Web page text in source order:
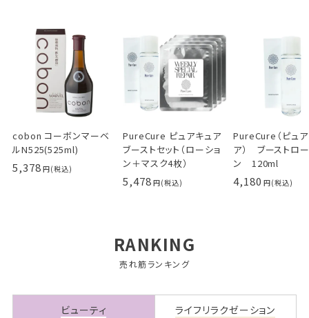
cobon コーボンマーベ
ルN525(525ml)
5,378
PureCure ピュアキュア
ブーストセット（ローショ
ン＋マスク4枚）
5,478
PureCure（ピュ
ア） ブーストロ
ン 120ml
4,180
RANKING
売れ筋ランキング
ビューティ ライフリラクゼーション